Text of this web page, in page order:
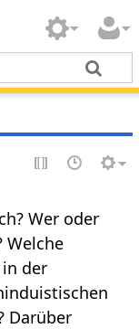
Wer oder
Welche
der
Darüber